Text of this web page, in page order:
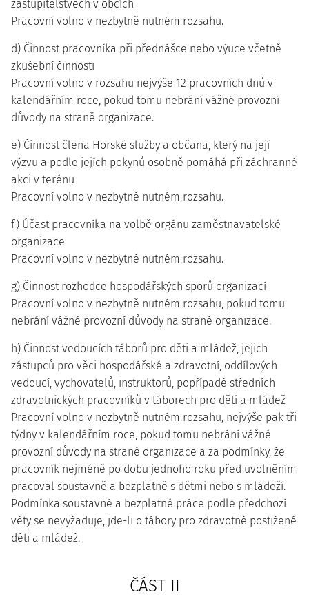
zastupitelstvech v obcích
Pracovní volno v nezbytně nutném rozsahu.
d) Činnost pracovníka při přednášce nebo výuce včetně
zkušební činnosti
Pracovní volno v rozsahu nejvýše 12 pracovních dnů v
kalendářním roce, pokud tomu nebrání vážné provozní
důvody na straně organizace.
e) Činnost člena Horské služby a občana, který na její
výzvu a podle jejích pokynů osobně pomáhá při záchranné
akci v terénu
Pracovní volno v nezbytně nutném rozsahu.
f) Účast pracovníka na volbě orgánu zaměstnavatelské
organizace
Pracovní volno v nezbytně nutném rozsahu.
g) Činnost rozhodce hospodářských sporů organizací
Pracovní volno v nezbytně nutném rozsahu, pokud tomu
nebrání vážné provozní důvody na straně organizace.
h) Činnost vedoucích táborů pro děti a mládež, jejich
zástupců pro věci hospodářské a zdravotní, oddílových
vedoucí, vychovatelů, instruktorů, popřípadě středních
zdravotnických pracovníků v táborech pro děti a mládež
Pracovní volno v nezbytně nutném rozsahu, nejvýše pak tři
týdny v kalendářním roce, pokud tomu nebrání vážné
provozní důvody na straně organizace a za podmínky, že
pracovník nejméně po dobu jednoho roku před uvolněním
pracoval soustavně a bezplatně s dětmi nebo s mládeží.
Podmínka soustavné a bezplatné práce podle předchozí
věty se nevyžaduje, jde-li o tábory pro zdravotně postižené
děti a mládež.
ČÁST II